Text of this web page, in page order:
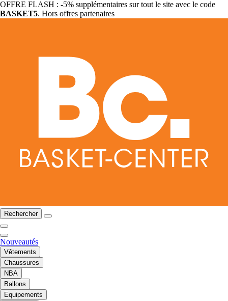
OFFRE FLASH : -5% supplémentaires sur tout le site avec le code
BASKET5. Hors offres partenaires
Rechercher
Nouveautés
Vêtements
Chaussures
NBA
Ballons
Equipements